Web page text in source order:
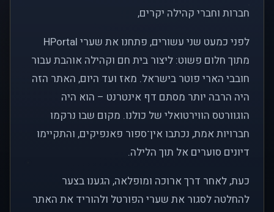
חברות וחברי קהילה יקרים,
לפני כמעט שני עשורים, פתחנו את שערי HPortal
מתוך חלום פשוט: ליצור בית חם וקהילה אוהבת עבור
חובבי הארי פוטר בישראל. מאז ועד היום, האתר הזה
היה הרבה יותר מסתם דף אינטרנט – הוא היה
הוגוורטס הווירטואלי של כולנו. מקום שבו נרקמו
חברויות אמת, נכתבו אין־ספור פאנפיקים, והתקיימו
דיונים סוערים אל תוך הלילה.
כעת, לאחר דרך ארוכה ומופלאה, הגענו בצער
להחלטה לסגור את שערי הפורטל ולהוריד את האתר